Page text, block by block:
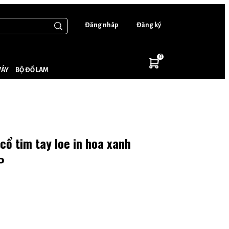
Đăng nhâp Đăng ký
0
BỘ ĐỒ LAM
tim tay loe in hoa xanh